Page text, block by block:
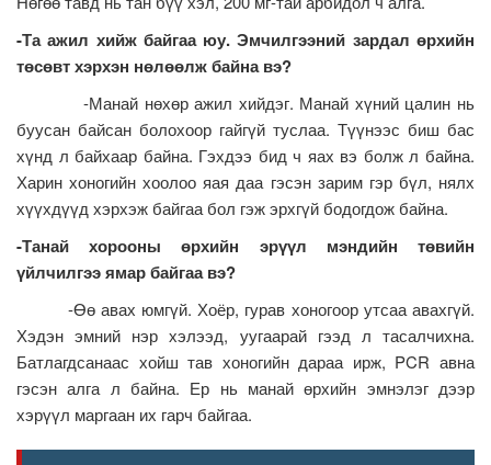
-Та ажил хийж байгаа юу. Эмчилгээний зардал өрхийн
төсөвт хэрхэн нөлөөлж байна вэ?
-Манай нөхөр ажил хийдэг. Манай хүний цалин нь
буусан байсан болохоор гайгүй туслаа. Түүнээс биш бас
хүнд л байхаар байна. Гэхдээ бид ч яах вэ болж л байна.
Харин хоногийн хоолоо яая даа гэсэн зарим гэр бүл, нялх
хүүхдүүд хэрхэж байгаа бол гэж эрхгүй бодогдож байна.
-Танай хорооны өрхийн эрүүл мэндийн төвийн
үйлчилгээ ямар байгаа вэ?
-Өө авах юмгүй. Хоёр, гурав хоногоор утсаа авахгүй.
Хэдэн эмний нэр хэлээд, уугаарай гээд л тасалчихна.
Батлагдсанаас хойш тав хоногийн дараа ирж, PCR авна
гэсэн алга л байна. Ер нь манай өрхийн эмнэлэг дээр
хэрүүл маргаан их гарч байгаа.